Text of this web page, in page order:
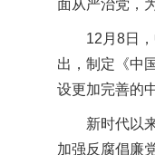
面从严治党，
12月8日
出，制定《中
设更加完善的
新时代以
加强反腐倡廉